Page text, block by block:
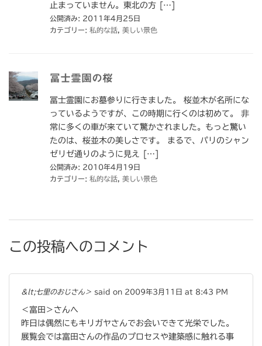
止まっていません。東北の方 […]
公開済み: 2011年4月25日
カテゴリー: 私的な話 美しい景色
冨士霊園の桜
冨士霊園にお墓参りに行きました。 桜並木が名所にな
っているようですが、この時期に行くのは初めて。 非
常に多くの車が来ていて驚かされました。もっと驚い
たのは、桜並木の美しさです。 まるで、パリのシャン
ゼリゼ通りのように見え […]
公開済み: 2010年4月19日
カテゴリー: 私的な話 美しい景色
この投稿へのコメント
&lt;七里のおじさん＞ said on 2009年3月11日 at 8:43 PM
＜富田＞さんへ
昨日は偶然にもキリガヤさんでお会いできて光栄でした。
展覧会では富田さんの作品のプロセスや建築感に触れる事